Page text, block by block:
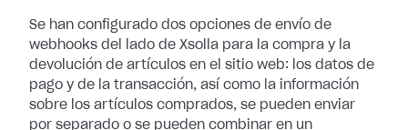
Se han configurado dos opciones de envío de
webhooks del lado de Xsolla para la compra y la
devolución de artículos en el sitio web: los datos de
pago y de la transacción, así como la información
sobre los artículos comprados, se pueden enviar
por separado o se pueden combinar en un